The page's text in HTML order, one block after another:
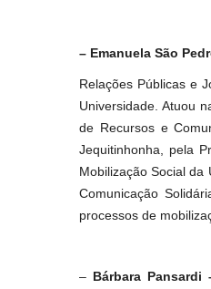
– Emanuela São
Relações Públicas e
Universidade. Atuou
de Recursos e
Jequitinhonha, pela
Mobilização Social da
Comunicação
processos de
– Bárbara Pansardi